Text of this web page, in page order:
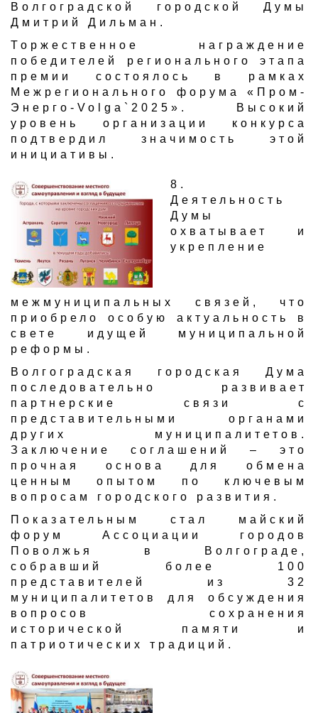
Волгоградской городской Думы
Дмитрий Дильман.
Торжественное награждение
победителей регионального этапа
премии состоялось в рамках
Межрегионального форума «Пром-
Энерго-Volga`2025». Высокий
уровень организации конкурса
подтвердил значимость этой
инициативы.
​8.
Деятельность
Думы
охватывает и
укрепление
межмуниципальных связей, что
приобрело особую актуальность в
свете идущей муниципальной
реформы.
Волгоградская городская Дума
последовательно развивает
партнерские связи с
представительными органами
других муниципалитетов.
Заключение соглашений – это
прочная основа для обмена
ценным опытом по ключевым
вопросам городского развития.
Показательным стал майский
форум Ассоциации городов
Поволжья в Волгограде,
собравший более 100
представителей из 32
муниципалитетов для обсуждения
вопросов сохранения
исторической памяти и
патриотических традиций.